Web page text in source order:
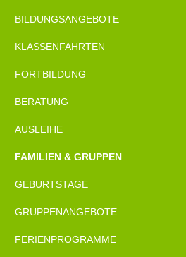
BILDUNGSANGEBOTE
KLASSENFAHRTEN
FORTBILDUNG
BERATUNG
AUSLEIHE
FAMILIEN & GRUPPEN
GEBURTSTAGE
GRUPPENANGEBOTE
FERIENPROGRAMME